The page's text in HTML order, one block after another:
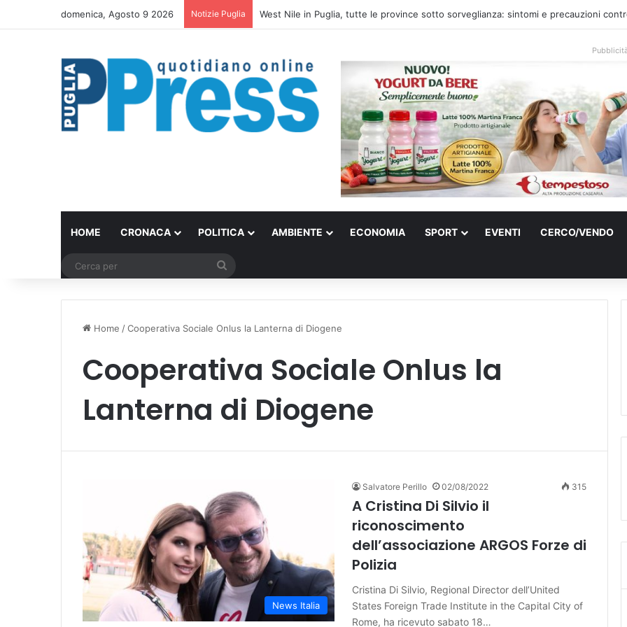
domenica, Agosto 9 2026 Notizie Puglia La ragazza del mare: la voce di Taranto che incontra l’indie pop e racconta rinascite
HOME CRONACA POLITICA AMBIENTE ECONOMIA SPORT EVENTI CERCO/VENDO
Home /Cooperativa Sociale Onlus la Lanterna di Diogene
Cooperativa Sociale Onlus la
Lanterna di Diogene
News Italia
Salvatore Perillo 02/08/2022 315
A Cristina Di Silvio il
riconoscimento
dell’associazione ARGOS Forze di
Polizia
Cristina Di Silvio, Regional Director dell’United
States Foreign Trade Institute in the Capital City of
Rome, ha ricevuto sabato 18…